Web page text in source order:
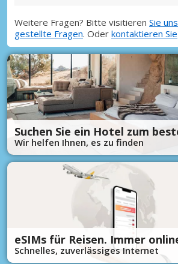
Weitere Fragen? Bitte visitieren Sie
gestellte Fragen. Oder kontaktieren Sie
Suchen Sie ein Hotel zum
Wir helfen Ihnen, es zu finden
eSIMs für Reisen. Immer
Schnelles, zuverlässiges Internet